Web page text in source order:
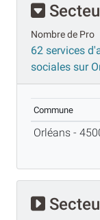
Nombre de Pro
62 services
sociales sur
Commune
Orléans -